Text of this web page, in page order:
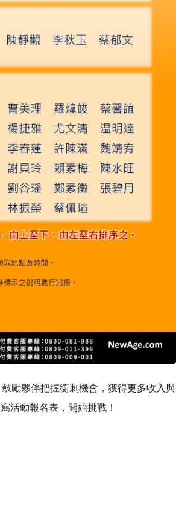
勵夥伴把握衝刺機會，獲得更多收入與
活動報名表，開始挑戰！